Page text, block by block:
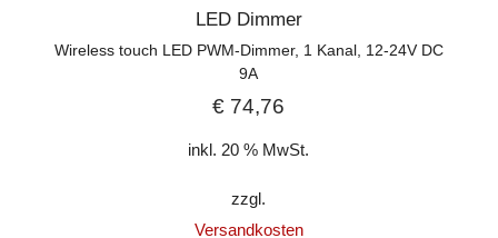
LED Dimmer
Wireless touch LED PWM-Dimmer, 1 Kanal, 12-24V DC
9A
€ 74,76
inkl. 20 % MwSt.
zzgl.
Versandkosten